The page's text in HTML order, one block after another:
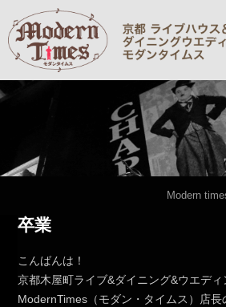
Modern
卒業
こんばんは！
京都木屋町ライブ&ダイニング&ウエディ
ModernTimes（モダン・タイムス）店長